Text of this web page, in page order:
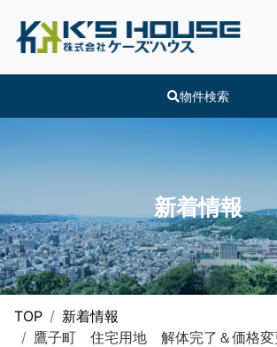
物件検索
新着情報
TOP
新着情報
鷹子町 住宅用地 解体完了＆価格変